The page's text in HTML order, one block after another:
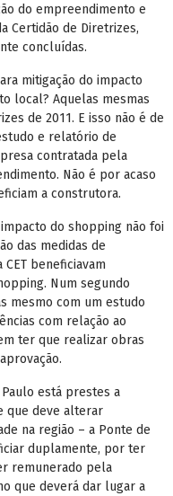
do empreendimento e
Certidão de Diretrizes,
concluídas.
mitigação do impacto
local? Aquelas mesmas
de 2011. E isso não é de
e relatório de
contratada pela
Não é por acaso
a construtora.
do shopping não foi
das medidas de
beneficiavam
Num segundo
mesmo com um estudo
com relação ao
ter que realizar obras
está prestes a
que deve alterar
na região – a Ponte de
duplamente, por ter
remunerado pela
que deverá dar lugar a